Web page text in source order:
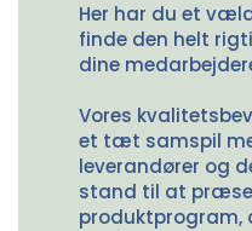
Her har du et
finde den helt
dine
Vores
et tæt samspil
leverandører og
stand til at
produktprogram,